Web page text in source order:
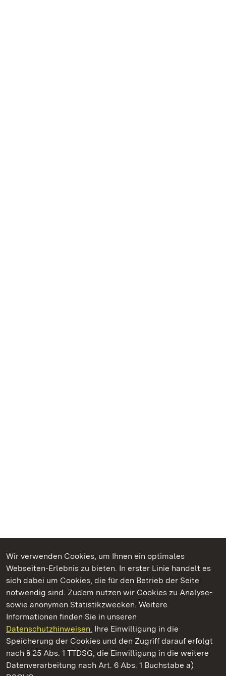
Wir verwenden Cookies, um Ihnen ein optimales
Webseiten-Erlebnis zu bieten. In erster Linie handelt es
sich dabei um Cookies, die für den Betrieb der Seite
notwendig sind. Zudem nutzen wir Cookies zu Analyse-
sowie anonymen Statistikzwecken. Weitere
Informationen finden Sie in unseren
Datenschutzhinweisen. Ihre Einwilligung in die
Speicherung der Cookies und den Zugriff darauf erfolgt
nach § 25 Abs. 1 TTDSG, die Einwilligung in die weitere
Datenverarbeitung nach Art. 6 Abs. 1 Buchstabe a)
Kommen. Staunen. Genießen.
Staatliche Schlösser und Gärten Baden‑Württemberg
Staatliche Schlösser und Gärten Baden-Württemberg